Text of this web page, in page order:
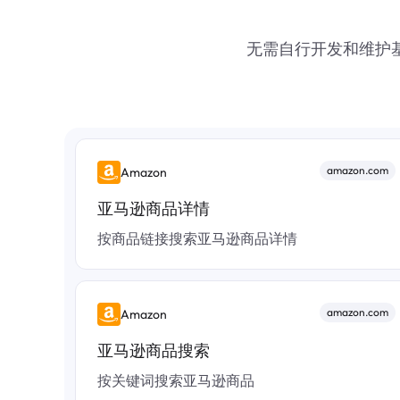
无需自行开发和维护
Amazon
亚马逊商品详情
按商品链接搜索亚马逊商品详情
amazon.com
Amazon
亚马逊商品搜索
按关键词搜索亚马逊商品
amazon.com